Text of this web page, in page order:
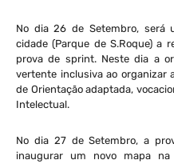
No dia 26 de Setembro, será
cidade (Parque de S.Roque) a
prova de sprint. Neste dia a
vertente inclusiva ao organizar
de Orientação adaptada,
Intelectual.
No dia 27 de Setembro, a
inaugurar um novo mapa na